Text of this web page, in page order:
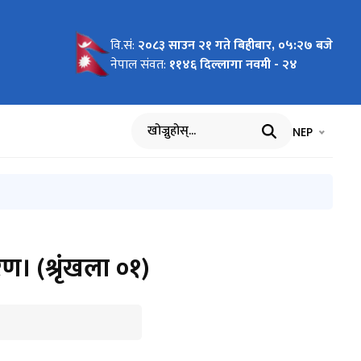
बाट
बाट
वि.सं: २०८३ साउन २१ गते बिहीबार, ०५:२७ बजे
नेपाल संवत: ११४६ दिल्लागा नवमी - २४
खोज्नुहोस् भाषा चयन
NEP
(श्रृंखला ०१)